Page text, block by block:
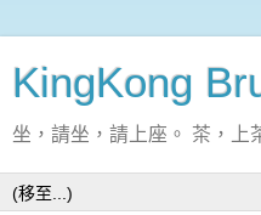
KingKong
坐，請坐，請上座。 茶，上